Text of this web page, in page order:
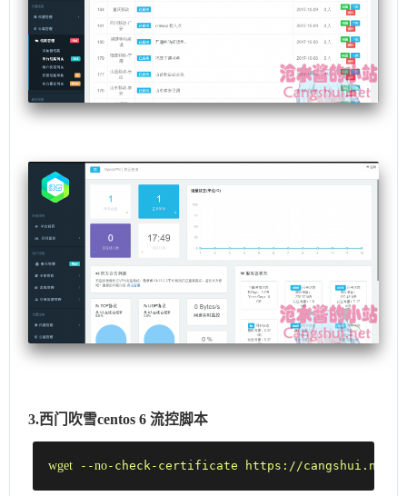
3.西门吹雪centos 6 流控脚本
wget --no-check-certificate https://cangshui.net/-